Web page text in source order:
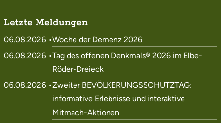
Letzte Meldungen
06.08.2026 •Woche der Demenz 2026
06.08.2026 •Tag des offenen Denkmals® 2026 im Elbe-
Röder-Dreieck
06.08.2026 •Zweiter BEVÖLKERUNGSSCHUTZTAG:
informative Erlebnisse und interaktive
Mitmach-Aktionen